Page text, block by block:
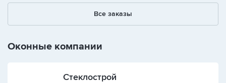
+ - /
Все заказы
Оконные компании
Стеклострой